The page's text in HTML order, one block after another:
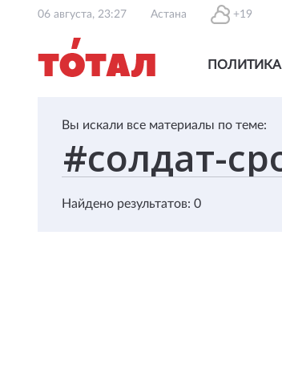
06 августа, 23:27 Астана +19
ПОЛИТИКА
Вы искали все материалы по теме:
Найдено результатов: 0